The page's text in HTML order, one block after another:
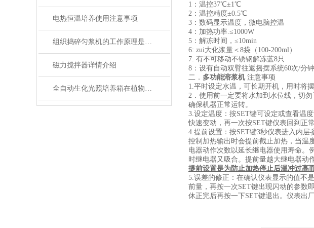
电热恒温培养使用注意事项
组织捣碎匀浆机的工作原理是什么？
磁力搅拌器详情介绍
全自动生化光照培养箱在植物生物学研究中的应用
1：温控37℃±1℃
2：温控精度±0.5℃
3：数码显示温度，微电脑控温
4：加热功率.≤1000W
5：解冻时间，≤10min
6: zui大化浆量＜8袋（100-200ml）
7: 有不可移动不锈钢解冻蓝8只
8：设有自动双臂往返摇摆系统60次/分钟
二． 多功能溶浆机注意事项
1.平时设定水温，可长期开机，用时将
2．使用前一定要将水加到水位线，切
确保机器正常运转。
3.设定温度：按SET键可设定或查看温
快速变动，再一次按SET键仪表回到正
4.提前设置：按SET键3秒仪表进入内
控制加热输出时会提前截止加热，当温
电器动作次数以延长继电器使用寿命
时继电器又吸合。提前量越大继电器动
提前设置是为防止加热停止后温冲过高
5.误差的修正：在确认仪表显示的值不
前量，再按一次SET键出现闪动的参
休正完后再按一下SET键退出。仪表出